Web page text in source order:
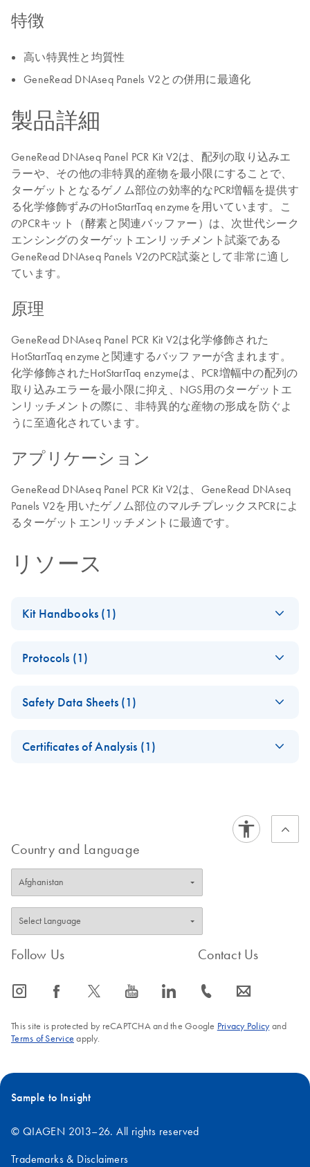
特徴
高い特異性と均質性
GeneRead DNAseq Panels V2との併用に最適化
製品詳細
GeneRead DNAseq Panel PCR Kit V2は、配列の取り込みエ
ラーや、その他の非特異的産物を最小限にすることで、
ターゲットとなるゲノム部位の効率的なPCR増幅を提供す
る化学修飾ずみのHotStartTaq enzymeを用いています。こ
のPCRキット（酵素と関連バッファー）は、次世代シーク
エンシングのターゲットエンリッチメント試薬である
GeneRead DNAseq Panels V2のPCR試薬として非常に適し
ています。
原理
GeneRead DNAseq Panel PCR Kit V2は化学修飾された
HotStartTaq enzymeと関連するバッファーが含まれます。
化学修飾されたHotStartTaq enzymeは、PCR増幅中の配列の
取り込みエラーを最小限に抑え、NGS用のターゲットエ
ンリッチメントの際に、非特異的な産物の形成を防ぐよ
うに至適化されています。
アプリケーション
GeneRead DNAseq Panel PCR Kit V2は、GeneRead DNAseq
Panels V2を用いたゲノム部位のマルチプレックスPCRによ
るターゲットエンリッチメントに最適です。
リソース
Kit Handbooks (1)
Targeted Panels V2
All-bead protocol for targeted enrichment prior to next-
Protocols (1)
of QIAGEN’s
generation
sequencing
Safety Data Sheets (1)
Certificates of Analysis (1)
Country and Language
Follow Us
icon_0065_instagram-s icon_0064_facebook-s icon_0340_cc_gen_x-s icon_0077_youtube-s icon_0066_linkedin-s
Contact Us
icon_0072_phone-s icon_0063_envelope-s
This site is protected by reCAPTCHA and the Google Privacy Policyand
Terms of Service apply.
Sample to Insight
© QIAGEN 2013–26. All rights reserved
Trademarks & Disclaimers